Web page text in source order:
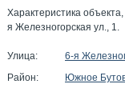
Характеристика
я Железногорская ул., 1.
Улица:
6-я
Район:
Южное